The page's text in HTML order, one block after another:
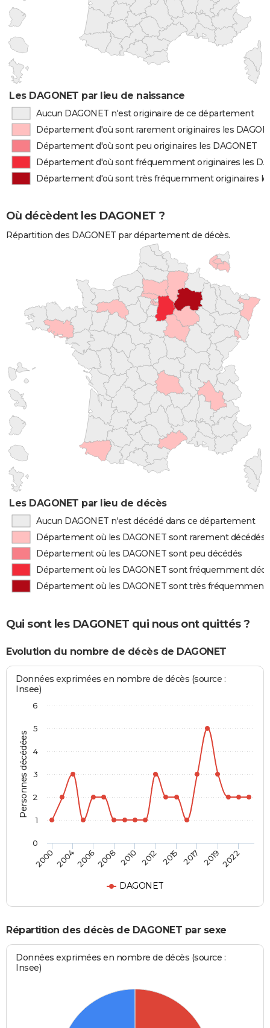
Les DAGONET par lieu de naissance
Aucun DAGONET n'est originaire de ce département
Département d'où sont rarement originaires les
Département d'où sont peu originaires les DAGONET
Département d'où sont fréquemment originaires les
Département d'où sont très fréquemment originaires
Où décèdent les DAGONET ?
Répartition des DAGONET par département de décès.
Les DAGONET par lieu de décès
Aucun DAGONET n'est décédé dans ce département
Département où les DAGONET sont rarement décédés
Département où les DAGONET sont peu décédés
Département où les DAGONET sont fréquemment
Département où les DAGONET sont très fréquemment
Qui sont les DAGONET qui nous ont quittés ?
Evolution du nombre de décès de DAGONET
Personnes décédées
Données exprimées en nombre de décès (source :
Insee)
DAGONET
2000200420062008 2010 2012 2015 2017 20192022
0
1
2
3
4
5
6
Répartition des décès de DAGONET par sexe
Données exprimées en nombre de décès (source :
Insee)